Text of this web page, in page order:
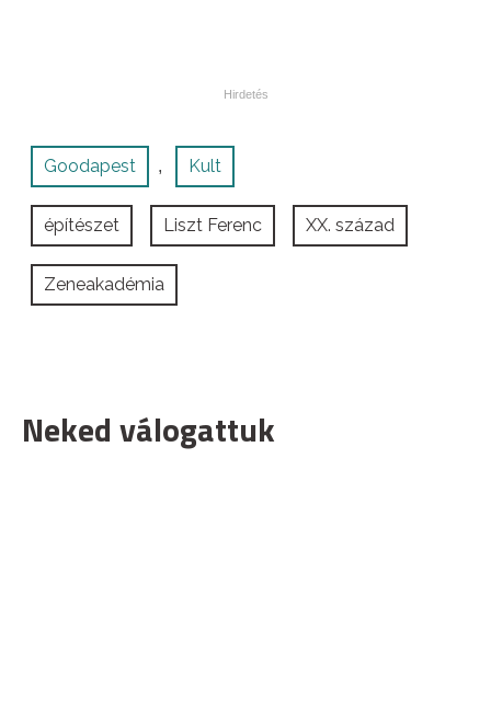
Goodapest , Kult
építészet Liszt Ferenc XX. század
Zeneakadémia
Neked válogattuk